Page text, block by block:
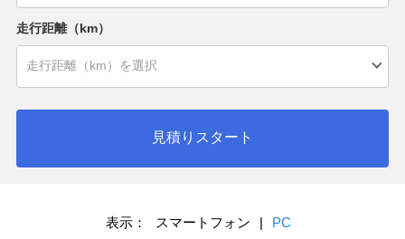
走行距離（km）
見積りスタート
表示： スマートフォン | PC